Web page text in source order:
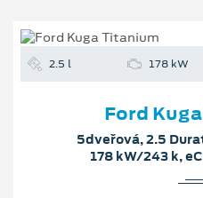
2.5 l 178 kW
Ford
5dveřová, 2.5
178 kW/243 k,